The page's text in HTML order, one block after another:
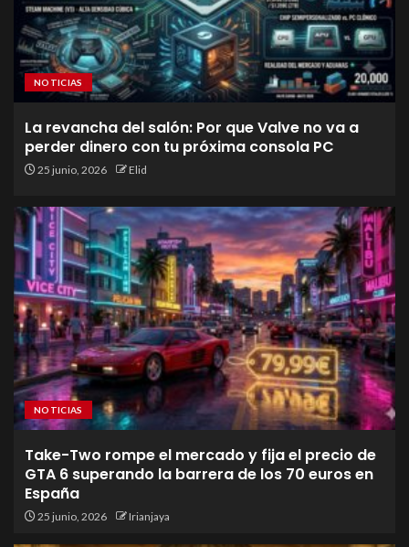
NOTICIAS
La revancha del salón: Por que Valve no va a
perder dinero con tu próxima consola PC
25 junio, 2026 Elid
NOTICIAS
Take-Two rompe el mercado y fija el precio de
GTA 6 superando la barrera de los 70 euros en
España
25 junio, 2026 Irianjaya